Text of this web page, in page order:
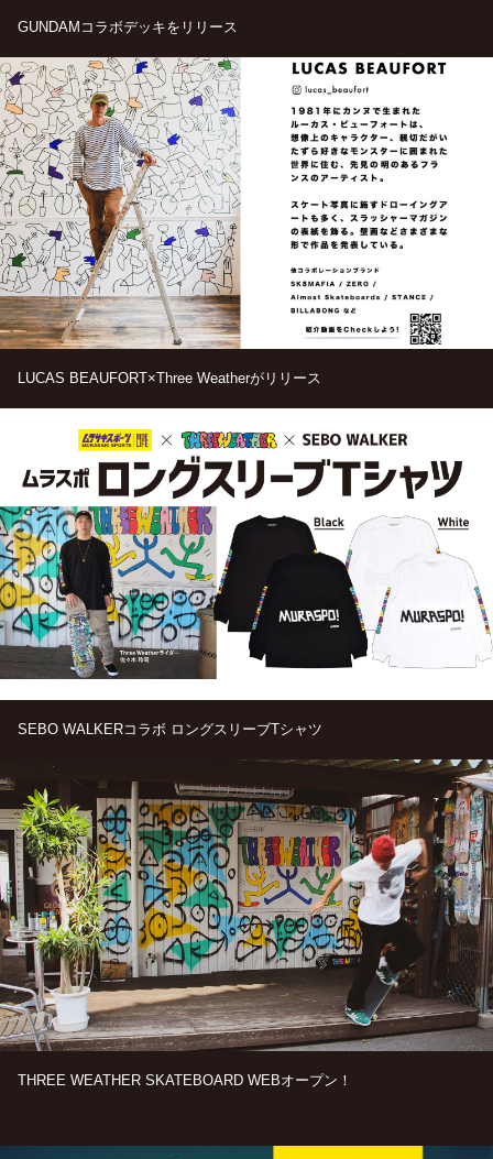
GUNDAMコラボデッキをリリース
LUCAS BEAUFORT×Three Weatherがリリース
SEBO WALKERコラボ ロングスリーブTシャツ
THREE WEATHER SKATEBOARD WEBオープン！